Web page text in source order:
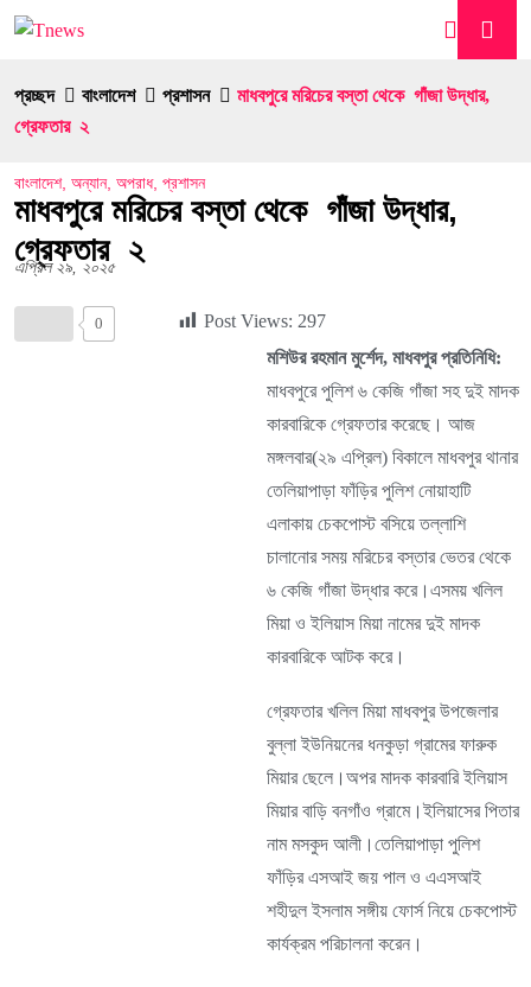
প্রচ্ছদ বাংলাদেশ প্রশাসন
মাধবপুরে মরিচের বস্তা থেকে গাঁজা উদ্ধার,
গ্রেফতার ২
বাংলাদেশ, অন্যান, অপরাধ, প্রশাসন
মাধবপুরে মরিচের বস্তা থেকে গাঁজা উদ্ধার,
গ্রেফতার ২
এপ্রিল ২৯, ২০২৫
0 Post Views: 297
মশিউর রহমান মুর্শেদ, মাধবপুর প্রতিনিধি:
মাধবপুরে পুলিশ ৬ কেজি গাঁজা সহ দুই মাদক
কারবারিকে গ্রেফতার করেছে। আজ
মঙ্গলবার(২৯ এপ্রিল) বিকালে মাধবপুর থানার
তেলিয়াপাড়া ফাঁড়ির পুলিশ নোয়াহাটি
এলাকায় চেকপোস্ট বসিয়ে তল্লাশি
চালানোর সময় মরিচের বস্তার ভেতর থেকে
৬ কেজি গাঁজা উদ্ধার করে।এসময় খলিল
মিয়া ও ইলিয়াস মিয়া নামের দুই মাদক
কারবারিকে আটক করে।
গ্রেফতার খলিল মিয়া মাধবপুর উপজেলার
বুল্লা ইউনিয়নের ধনকুড়া গ্রামের ফারুক
মিয়ার ছেলে।অপর মাদক কারবারি ইলিয়াস
মিয়ার বাড়ি বনগাঁও গ্রামে।ইলিয়াসের পিতার
নাম মসকুদ আলী।তেলিয়াপাড়া পুলিশ
ফাঁড়ির এসআই জয় পাল ও এএসআই
শহীদুল ইসলাম সঙ্গীয় ফোর্স নিয়ে চেকপোস্ট
কার্যক্রম পরিচালনা করেন।